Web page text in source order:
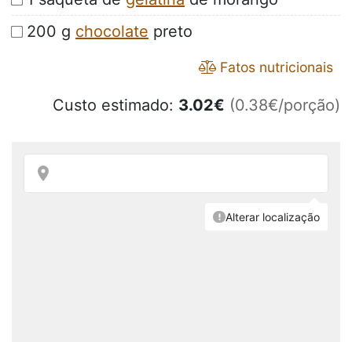
200 g chocolate preto
Fatos nutricionais
Custo estimado: 3.02€ (0.38€/porção)